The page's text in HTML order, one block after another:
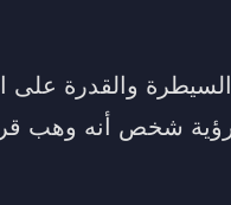
والقدرة على
شخص أنه وهب